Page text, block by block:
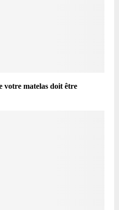
votre matelas doit être